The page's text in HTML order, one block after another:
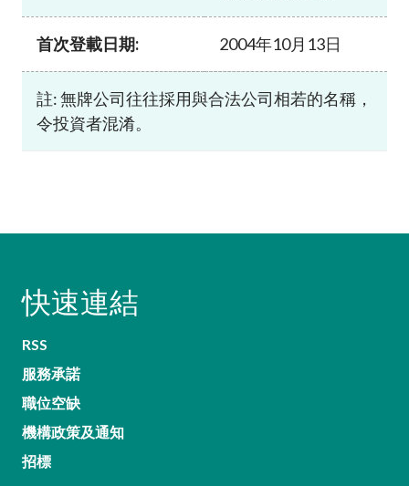
首次登載日期: 2004年10月13日
註: 無牌公司往往採用與合法公司相若的名稱，
令投資者混淆。
快速連結
RSS
服務承諾
職位空缺
機構政策及通知
招標